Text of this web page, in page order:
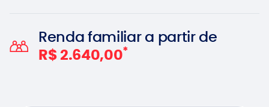
Renda familiar a partir de
R$ 2.640,00*